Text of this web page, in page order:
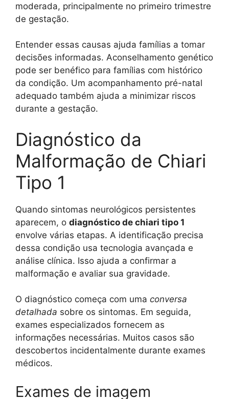
moderada, principalmente no primeiro trimestre
de gestação.
Entender essas causas ajuda famílias a tomar
decisões informadas. Aconselhamento genético
pode ser benéfico para famílias com histórico
da condição. Um acompanhamento pré-natal
adequado também ajuda a minimizar riscos
durante a gestação.
Diagnóstico da
Malformação de Chiari
Tipo 1
Quando sintomas neurológicos persistentes
aparecem, o diagnóstico de chiari tipo 1
envolve várias etapas. A identificação precisa
dessa condição usa tecnologia avançada e
análise clínica. Isso ajuda a confirmar a
malformação e avaliar sua gravidade.
O diagnóstico começa com uma conversa
detalhada sobre os sintomas. Em seguida,
exames especializados fornecem as
informações necessárias. Muitos casos são
descobertos incidentalmente durante exames
médicos.
Exames de imagem